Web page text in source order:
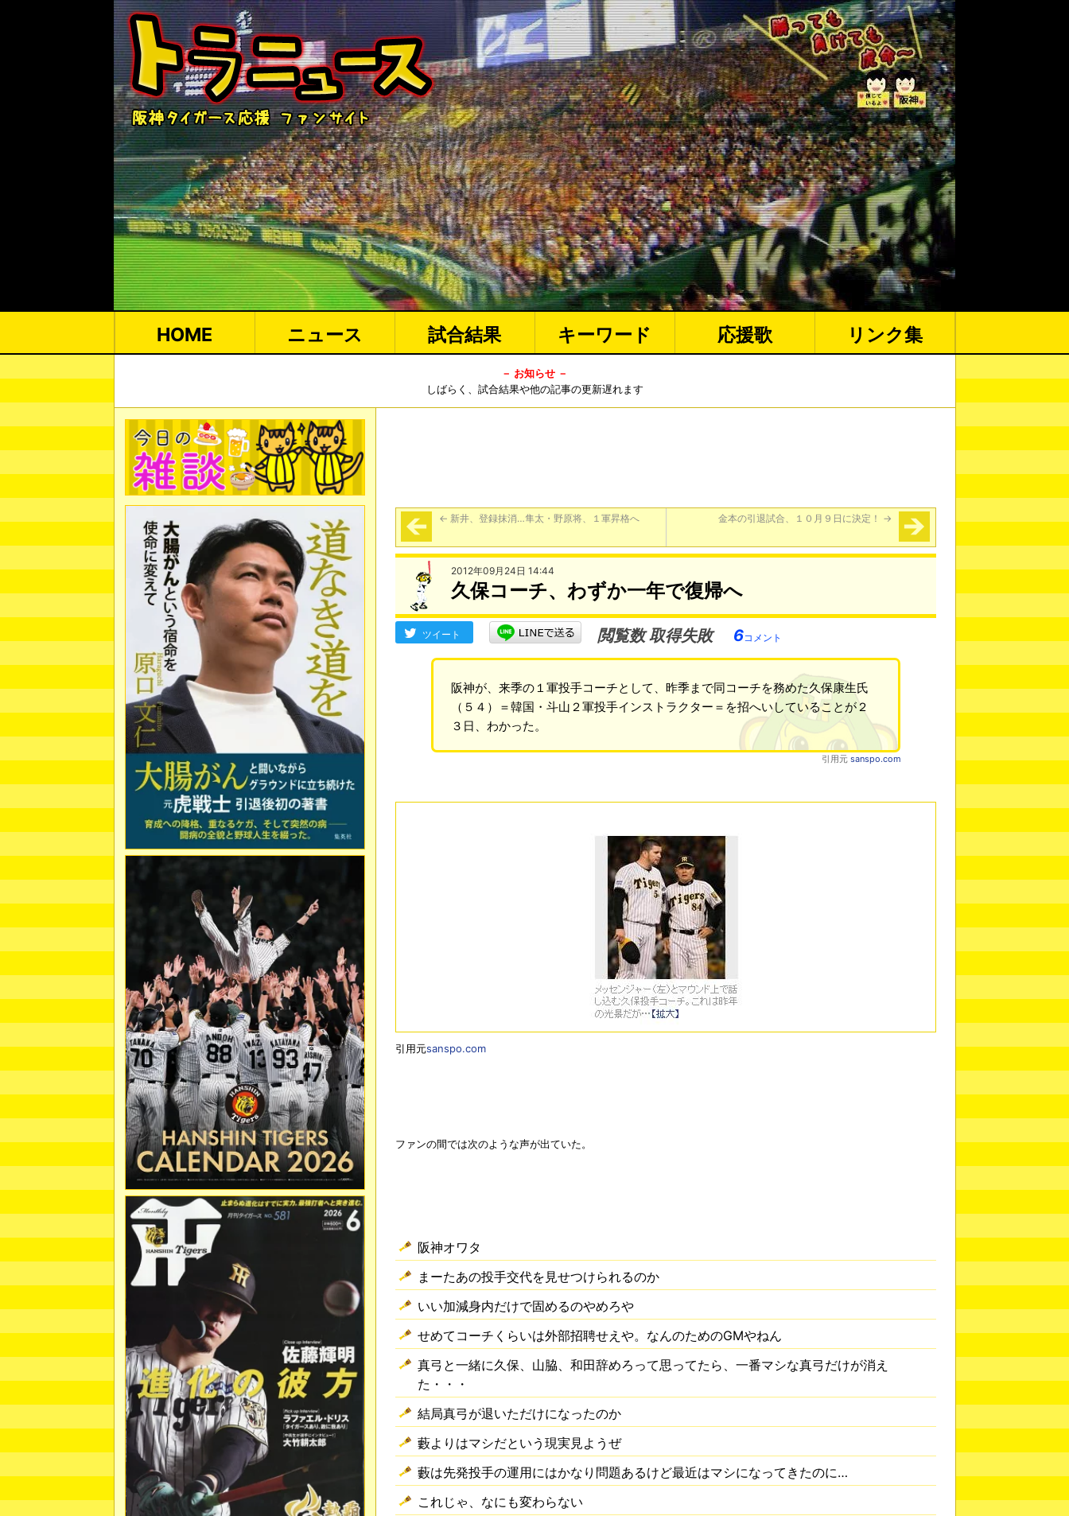
HOME ニュース 試合結果 キーワード 応援歌 リンク集
－ お知らせ －
しばらく、試合結果や他の記事の更新遅れます
← 新井、登録抹消…隼太・野原将、１軍昇格へ 金本の引退試合、１０月９日に決定！ →
2012年09月24日 14:44
久保コーチ、わずか一年で復帰へ
ツイート 閲覧数 取得失敗 6コメント
阪神が、来季の１軍投手コーチとして、昨季まで同コーチを務めた久保康生氏
（５４）＝韓国・斗山２軍投手インストラクター＝を招へいしていることが２
３日、わかった。
引用元 sanspo.com
引用元sanspo.com
ファンの間では次のような声が出ていた。
阪神オワタ
まーたあの投手交代を見せつけられるのか
いい加減身内だけで固めるのやめろや
せめてコーチくらいは外部招聘せえや。なんのためのGMやねん
真弓と一緒に久保、山脇、和田辞めろって思ってたら、一番マシな真弓だけが消え
た・・・
結局真弓が退いただけになったのか
藪よりはマシだという現実見ようぜ
藪は先発投手の運用にはかなり問題あるけど最近はマシになってきたのに…
これじゃ、なにも変わらない